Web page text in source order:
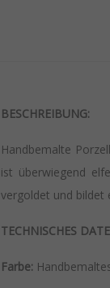
BESCHREIBUNG:
Handbemalte
ist überwiegend
vergoldet und bildet
TECHNISCHES
Farbe: